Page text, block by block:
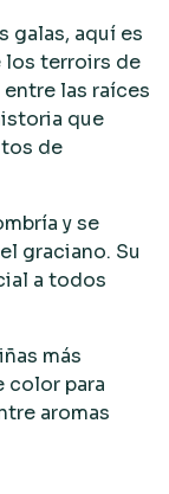
galas, aquí es
los terroirs de
las raíces
que
de
y se
graciano. Su
a todos
más
color para
aromas